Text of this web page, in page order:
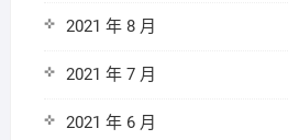
2021 年 8 月
2021 年 7 月
2021 年 6 月